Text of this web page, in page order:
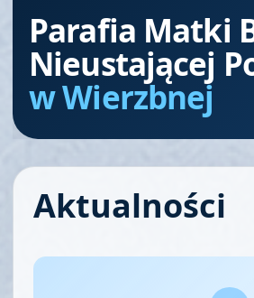
Parafia Matki
Nieustającej
w Wierzbnej
Aktualności